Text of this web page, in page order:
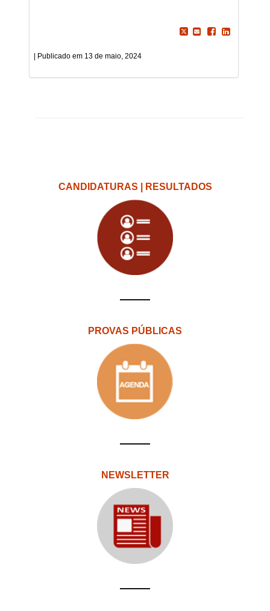
13 de maio, 2024
CANDIDATURAS | RESULTADOS
PROVAS PÚBLICAS
NEWSLETTER